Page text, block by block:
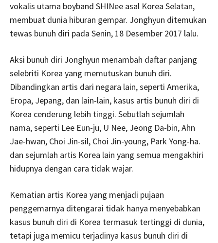
vokalis utama boyband SHINee asal Korea Selatan,
membuat dunia hiburan gempar. Jonghyun ditemukan
tewas bunuh diri pada Senin, 18 Desember 2017 lalu.
Aksi bunuh diri Jonghyun menambah daftar panjang
selebriti Korea yang memutuskan bunuh diri.
Dibandingkan artis dari negara lain, seperti Amerika,
Eropa, Jepang, dan lain-lain, kasus artis bunuh diri di
Korea cenderung lebih tinggi. Sebutlah sejumlah
nama, seperti Lee Eun-ju, U Nee, Jeong Da-bin, Ahn
Jae-hwan, Choi Jin-sil, Choi Jin-young, Park Yong-ha.
dan sejumlah artis Korea lain yang semua mengakhiri
hidupnya dengan cara tidak wajar.
Kematian artis Korea yang menjadi pujaan
penggemarnya ditengarai tidak hanya menyebabkan
kasus bunuh diri di Korea termasuk tertinggi di dunia,
tetapi juga memicu terjadinya kasus bunuh diri di